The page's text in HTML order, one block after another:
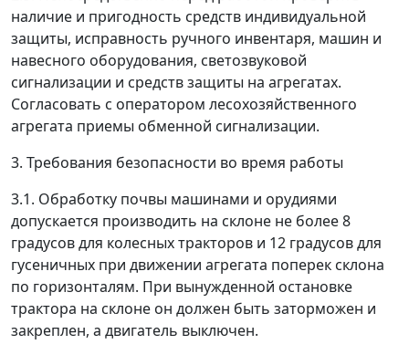
наличие и пригодность средств индивидуальной
защиты, исправность ручного инвентаря, машин и
навесного оборудования, светозвуковой
сигнализации и средств защиты на агрегатах.
Согласовать с оператором лесохозяйственного
агрегата приемы обменной сигнализации.
3. Требования безопасности во время работы
3.1. Обработку почвы машинами и орудиями
допускается производить на склоне не более 8
градусов для колесных тракторов и 12 градусов для
гусеничных при движении агрегата поперек склона
по горизонталям. При вынужденной остановке
трактора на склоне он должен быть заторможен и
закреплен, а двигатель выключен.